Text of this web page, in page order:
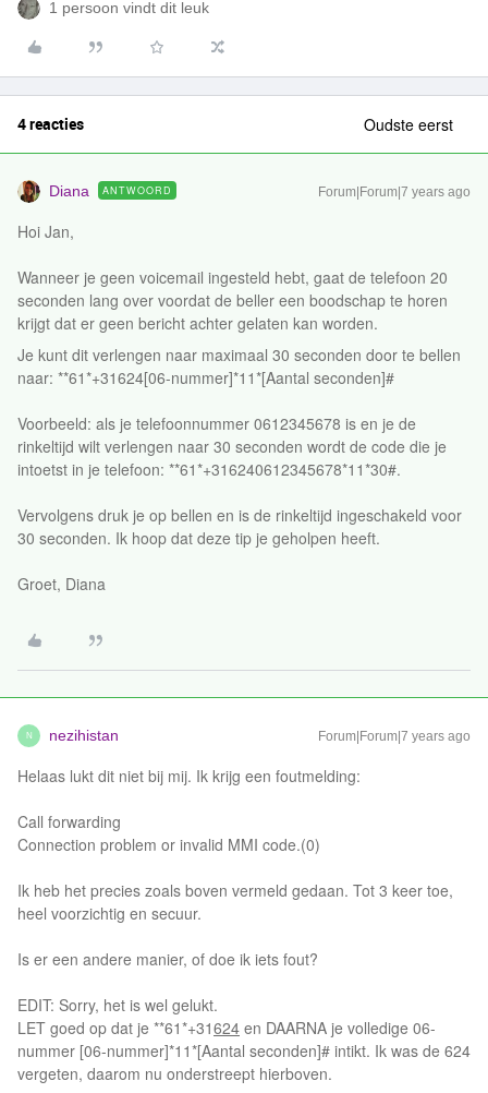
1 persoon vindt dit leuk
4 reacties Oudste eerst
Diana ANTWOORD Forum|Forum|7 years ago
Hoi Jan,
Wanneer je geen voicemail ingesteld hebt, gaat de telefoon 20
seconden lang over voordat de beller een boodschap te horen
krijgt dat er geen bericht achter gelaten kan worden.
Je kunt dit verlengen naar maximaal 30 seconden door te bellen
naar: **61*+31624[06-nummer]*11*[Aantal seconden]#
Voorbeeld: als je telefoonnummer 0612345678 is en je de
rinkeltijd wilt verlengen naar 30 seconden wordt de code die je
intoetst in je telefoon: **61*+316240612345678*11*30#.
Vervolgens druk je op bellen en is de rinkeltijd ingeschakeld voor
30 seconden. Ik hoop dat deze tip je geholpen heeft.
Groet, Diana
N nezihistan Forum|Forum|7 years ago
Helaas lukt dit niet bij mij. Ik krijg een foutmelding:
Call forwarding
Connection problem or invalid MMI code.(0)
Ik heb het precies zoals boven vermeld gedaan. Tot 3 keer toe,
heel voorzichtig en secuur.
Is er een andere manier, of doe ik iets fout?
EDIT: Sorry, het is wel gelukt.
LET goed op dat je **61*+31624 en DAARNA je volledige 06-
nummer [06-nummer]*11*[Aantal seconden]# intikt. Ik was de 624
vergeten, daarom nu onderstreept hierboven.